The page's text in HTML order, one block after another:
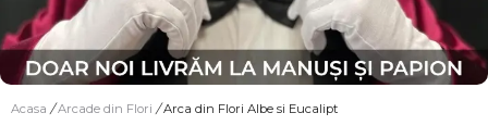
Acasa / Arcade din Flori / Arca din Flori Albe si Eucalipt